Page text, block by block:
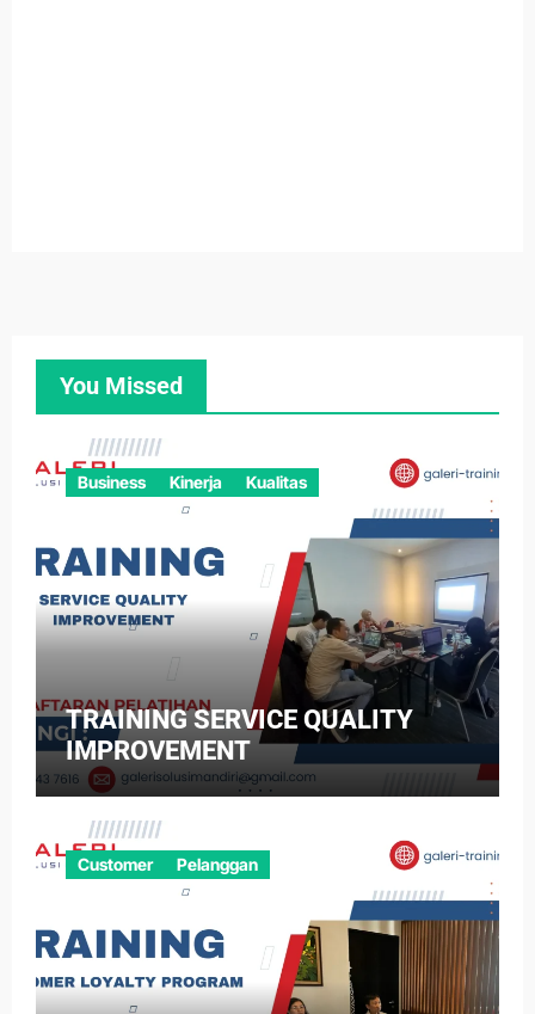
You Missed
Business Kinerja Kualitas
TRAINING SERVICE QUALITY
IMPROVEMENT
Customer Pelanggan